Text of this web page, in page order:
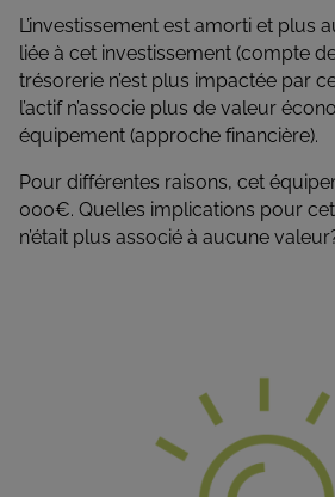
L’investissement est amorti et plus
liée à cet investissement (compte
trésorerie n’est plus impactée par
l’actif n’associe plus de valeur
équipement (approche financière).
Pour différentes raisons, cet
000€. Quelles implications pour
n’était plus associé à aucune